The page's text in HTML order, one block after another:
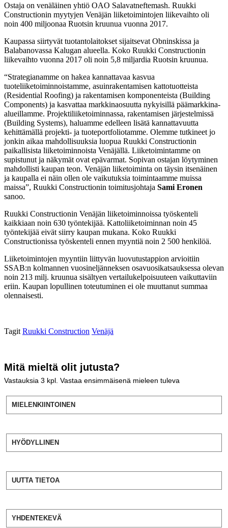
Ostaja on venäläinen yhtiö OAO Salavatneftemash. Ruukki
Constructionin myytyjen Venäjän liiketoimintojen liikevaihto oli
noin 400 miljoonaa Ruotsin kruunua vuonna 2017.
Kaupassa siirtyvät tuotantolaitokset sijaitsevat Obninskissa ja
Balabanovassa Kalugan alueella. Koko Ruukki Constructionin
liikevaihto vuonna 2017 oli noin 5,8 miljardia Ruotsin kruunua.
“Strategianamme on hakea kannattavaa kasvua
tuoteliiketoiminnoistamme, asuinrakentamisen kattotuotteista
(Residential Roofing) ja rakentamisen komponenteista (Building
Components) ja kasvattaa markkinaosuutta nykyisillä päämarkkina-
alueillamme. Projektiliiketoiminnassa, rakentamisen järjestelmissä
(Building Systems), haluamme edelleen lisätä kannattavuutta
kehittämällä projekti- ja tuoteportfoliotamme. Olemme tutkineet jo
jonkin aikaa mahdollisuuksia luopua Ruukki Constructionin
paikallisista liiketoiminnoista Venäjällä. Liiketoimintamme on
supistunut ja näkymät ovat epävarmat. Sopivan ostajan löytyminen
mahdollisti kaupan teon. Venäjän liiketoiminta on täysin itsenäinen
ja kaupalla ei näin ollen ole vaikutuksia toimintaamme muissa
maissa”, Ruukki Constructionin toimitusjohtaja Sami Eronen
sanoo.
Ruukki Constructionin Venäjän liiketoiminnoissa työskenteli
kaikkiaan noin 630 työntekijää. Kattoliiketoiminnan noin 45
työntekijää eivät siirry kaupan mukana. Koko Ruukki
Constructionissa työskenteli ennen myyntiä noin 2 500 henkilöä.
Liiketoimintojen myyntiin liittyvän luovutustappion arvioitiin
SSAB:n kolmannen vuosineljänneksen osavuosikatsauksessa olevan
noin 213 milj. kruunua sisältyen vertailukelpoisuuteen vaikuttaviin
eriin. Kaupan lopullinen toteutuminen ei ole muuttanut summaa
olennaisesti.
Tagit Ruukki Construction Venäjä
Mitä mieltä olit jutusta?
Vastauksia 3 kpl. Vastaa ensimmäisenä mieleen tuleva
MIELENKIINTOINEN
HYÖDYLLINEN
UUTTA TIETOA
YHDENTEKEVÄ